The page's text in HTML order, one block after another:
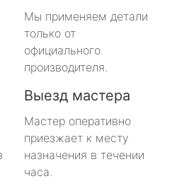
Мы применяем детали
только от
официального
производителя.
Выезд мастера
Мастер оперативно
приезжает к месту
назначения в течении
часа.